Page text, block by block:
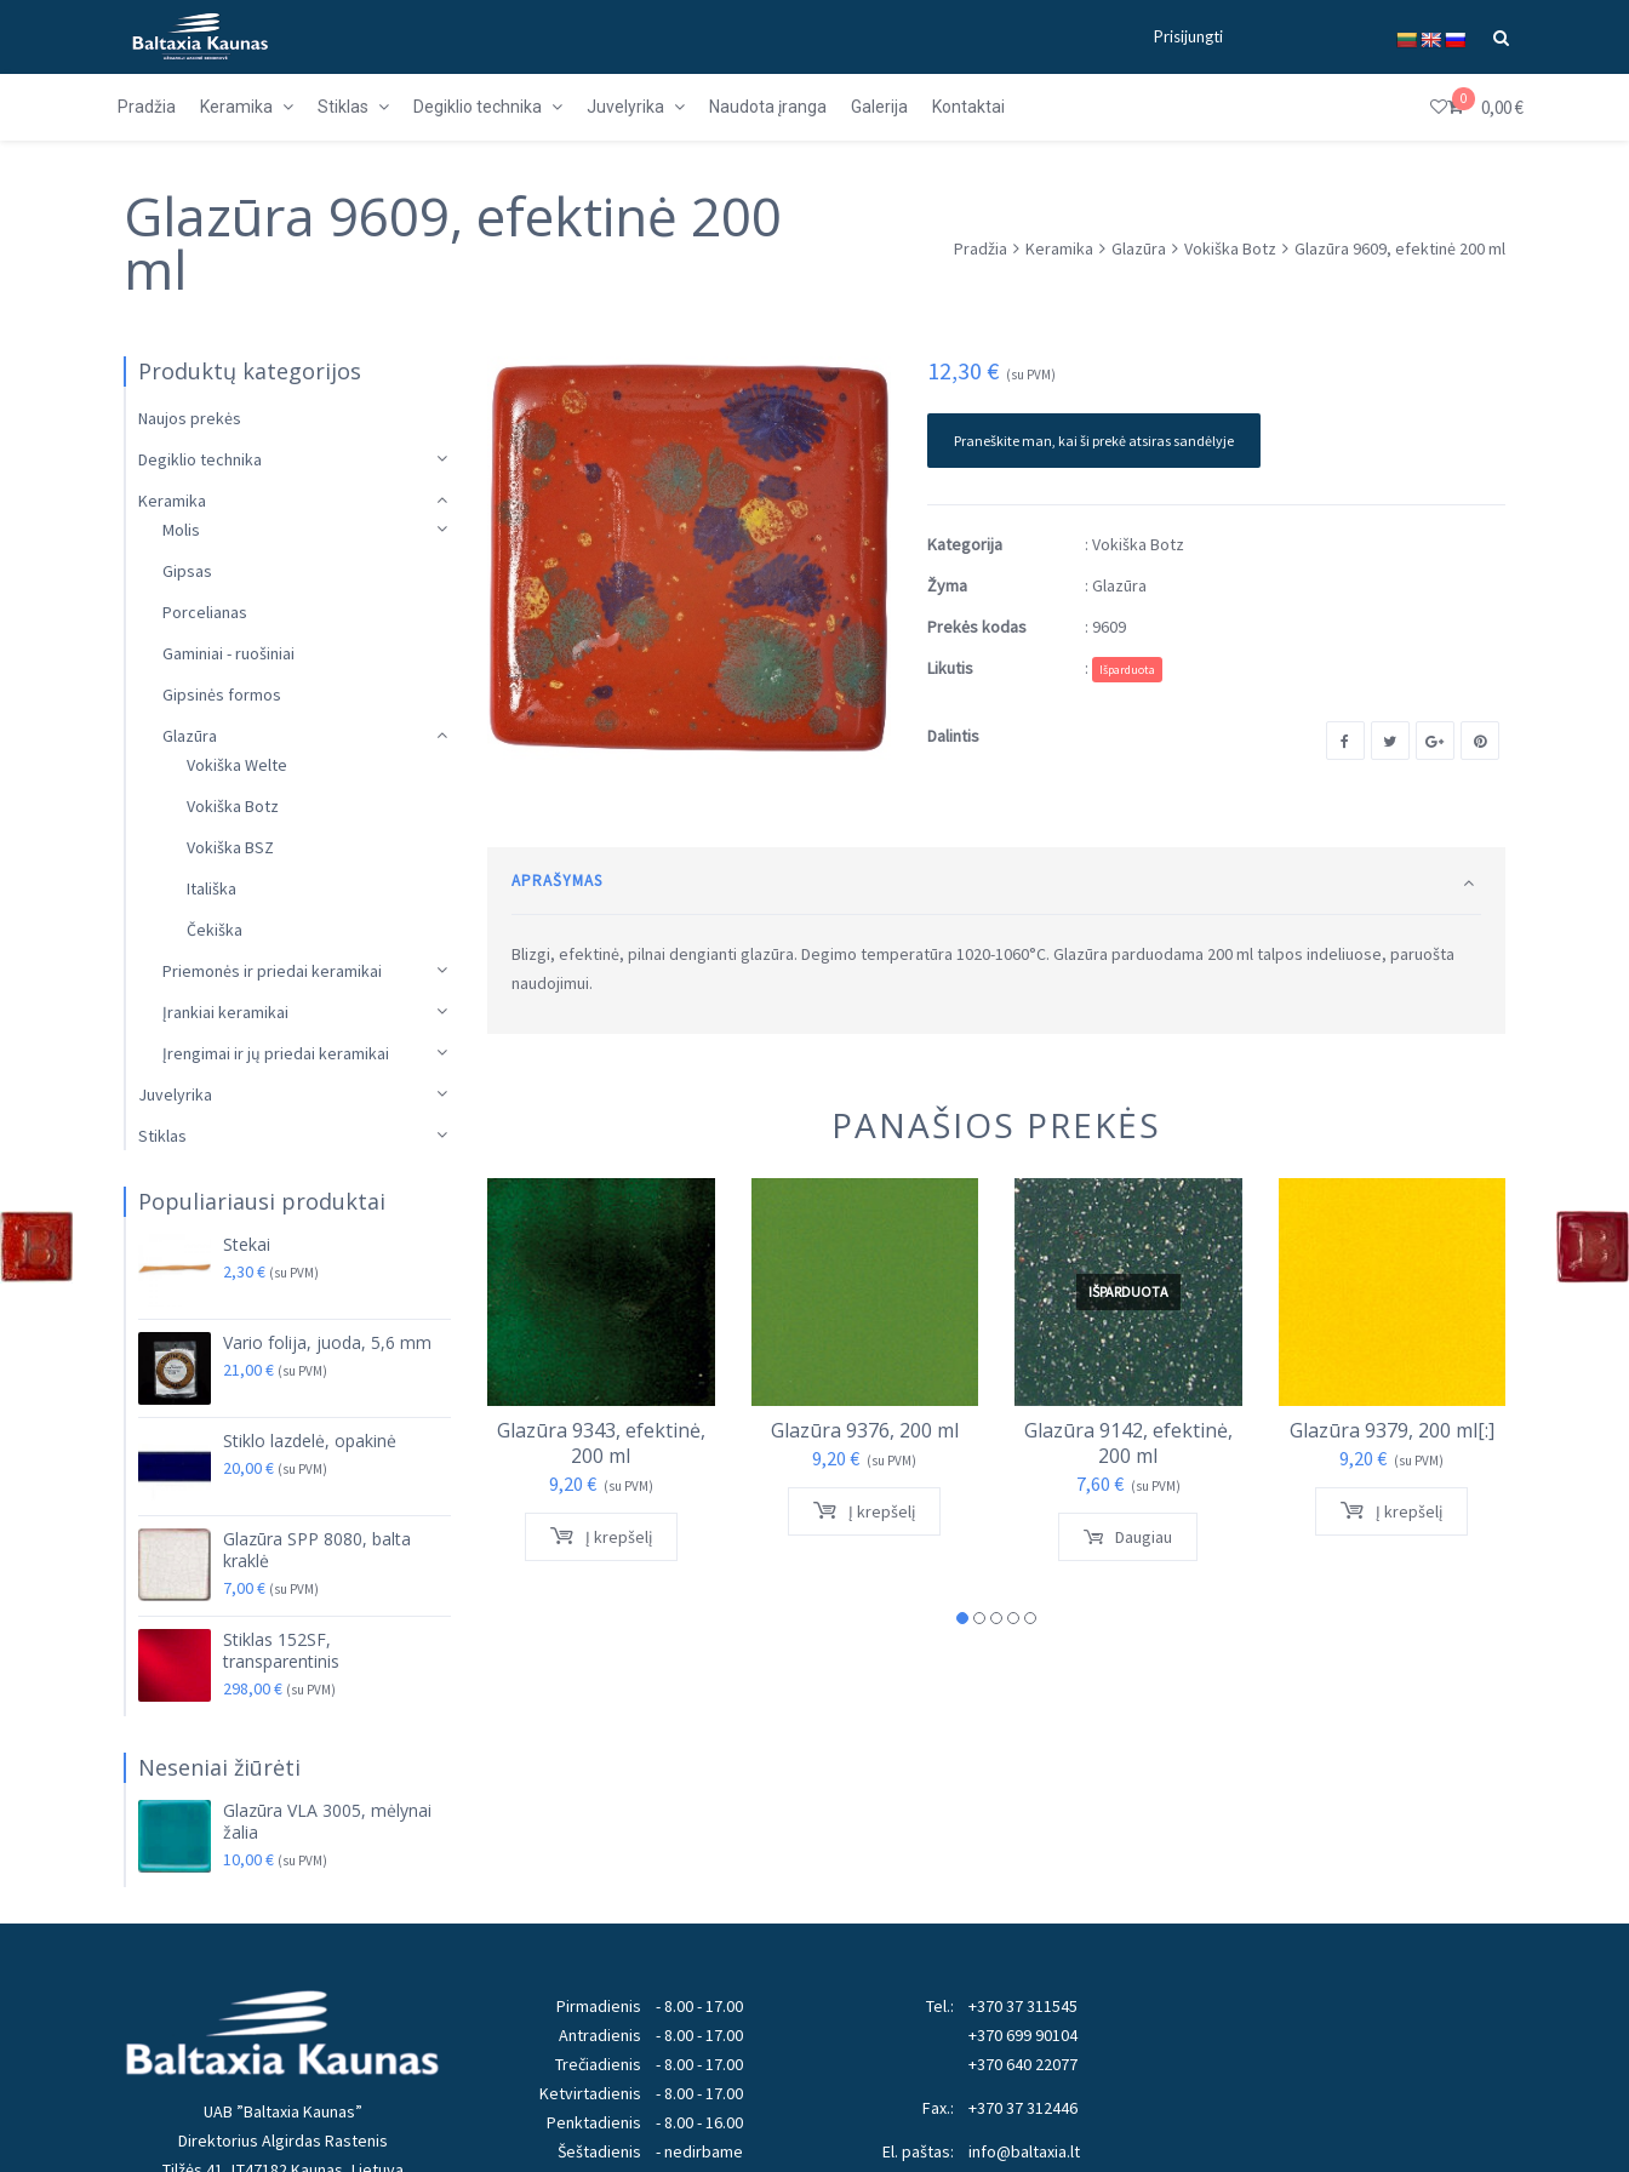
Prisijungti
Pradžia Keramika Stiklas Degiklio technika Juvelyrika Naudota įranga Galerija Kontaktai 0 0,00€
Glazūra 9609, efektinė 200
ml Pradžia Keramika Glazūra Vokiška Botz Glazūra 9609, efektinė 200 ml
12,30 € (su PVM)
Praneškite man, kai ši prekė atsiras sandėlyje
Kategorija : Vokiška Botz
Žyma
: Glazūra
Prekės kodas
: 9609
Likutis
: Išparduota
Dalintis
APRAŠYMAS
Blizgi, efektinė, pilnai dengianti glazūra. Degimo temperatūra 1020-1060°C. Glazūra parduodama 200 ml talpos indeliuose, paruošta
naudojimui.
PANAŠIOS PREKĖS
Glazūra 9343, efektinė,
200 ml
9,20 € (su PVM)
Į krepšelį
Glazūra 9376, 200 ml
9,20€ (su PVM)
Į krepšelį
IŠPARDUOTA
Glazūra 9142, efektinė,
200 ml
7,60 € (su PVM)
Daugiau
Glazūra 9379, 200 ml[:]
9,20€ (su PVM)
Į krepšelį
Produktų kategorijos
Naujos prekės
Degiklio technika
Keramika
Molis
Gipsas
Porcelianas
Gaminiai - ruošiniai
Gipsinės formos
Glazūra
Vokiška Welte
Vokiška Botz
Vokiška BSZ
Itališka
Čekiška
Priemonės ir priedai keramikai
Įrankiai keramikai
Įrengimai ir jų priedai keramikai
Juvelyrika
Stiklas
Populiariausi produktai
Stekai
2,30€ (su PVM)
Vario folija, juoda, 5,6 mm
21,00€ (su PVM)
Stiklo lazdelė, opakinė
20,00€ (su PVM)
Glazūra SPP 8080, balta
kraklė
7,00€ (su PVM)
Stiklas 152SF,
transparentinis
298,00€ (su PVM)
Neseniai žiūrėti
Glazūra VLA 3005, mėlynai
žalia
10,00€ (su PVM)
UAB ”Baltaxia Kaunas”
Direktorius Algirdas Rastenis
Pirmadienis
Antradienis
Trečiadienis
Ketvirtadienis
Penktadienis
Šeštadienis
- 8.00 - 17.00
- 8.00 - 17.00
- 8.00 - 17.00
- 8.00 - 17.00
- 8.00 - 16.00
- nedirbame
Tel.:
+370 37 311545
+370 699 90104
+370 640 22077
Fax.:
+370 37 312446
El. paštas:
info@baltaxia.lt